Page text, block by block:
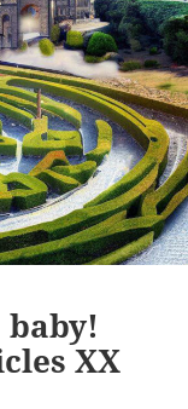
baby!
XX